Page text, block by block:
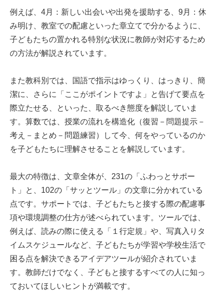
例えば、4月：新しい出会いや出発を援助する、9月：休
み明け、教室での配慮といった章立てで分かるように、
子どもたちの置かれる特別な状況に教師が対応するため
の方法が解説されています。
また教科別では、国語で指示はゆっくり、はっきり、簡
潔に、さらに「ここがポイントですよ」と告げて要点を
際立たせる、といった、取るべき態度を解説していま
す。算数では、授業の流れを構造化（復習－問題提示－
考え－まとめ－問題練習）して今、何をやっているのか
を子どもたちに理解させることを解説しています。
最大の特徴は、文章全体が、231の「ふわっとサポー
ト」と、102の「サッとツール」の文章に分かれている
点です。サポートでは、子どもたちと接する際の配慮事
項や環境調整の仕方が述べられています。ツールでは、
例えば、読みの際に使える「１行定規」や、写真入りタ
イムスケジュールなど、子どもたちが学習や学校生活で
困る点を解決できるアイデアツールが紹介されていま
す。教師だけでなく、子どもと接するすべての人に知っ
ておいてほしいヒントが満載です。